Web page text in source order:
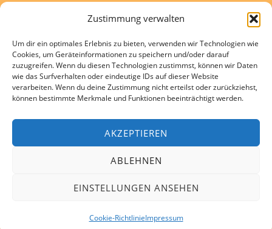
Zustimmung verwalten
Um dir ein optimales Erlebnis zu bieten, verwenden wir Technologien wie
Cookies, um Geräteinformationen zu speichern und/oder darauf
zuzugreifen. Wenn du diesen Technologien zustimmst, können wir Daten
wie das Surfverhalten oder eindeutige IDs auf dieser Website
verarbeiten. Wenn du deine Zustimmung nicht erteilst oder zurückziehst,
können bestimmte Merkmale und Funktionen beeinträchtigt werden.
AKZEPTIEREN
ABLEHNEN
EINSTELLUNGEN ANSEHEN
Cookie-RichtlinieImpressum
Unser Haus ist rollstuhlgerecht und wir
gewährleisten eine 24 Stunden rundum
Betreuung.
Kontakte und Beratung individuell und kostenlos.